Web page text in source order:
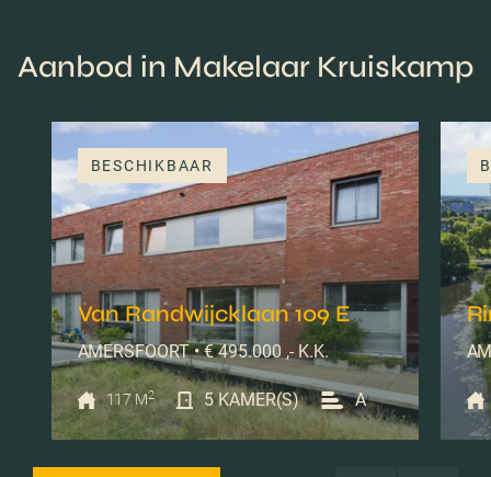
Aanbod in Makelaar Kruiskamp
BESCHIKBAAR
Van Randwijcklaan 109 E
AMERSFOORT • € 495.000 ,- K.K.
117 M2 5 KAMER(S) A